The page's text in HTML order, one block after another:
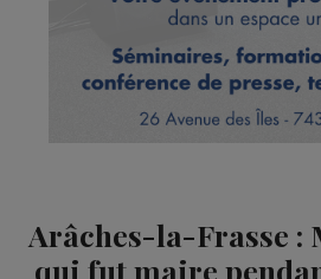
Arâches-la-Frasse :
qui fut maire